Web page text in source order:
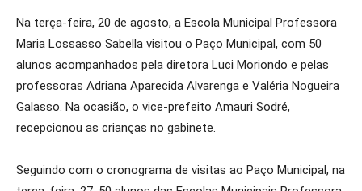
Na terça-feira, 20 de agosto, a Escola Municipal Professora
Maria Lossasso Sabella visitou o Paço Municipal, com 50
alunos acompanhados pela diretora Luci Moriondo e pelas
professoras Adriana Aparecida Alvarenga e Valéria Nogueira
Galasso. Na ocasião, o vice-prefeito Amauri Sodré,
recepcionou as crianças no gabinete.
Seguindo com o cronograma de visitas ao Paço Municipal, na